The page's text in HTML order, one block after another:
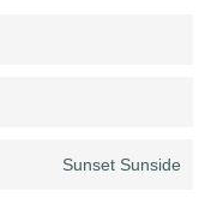
Sunset Sunside